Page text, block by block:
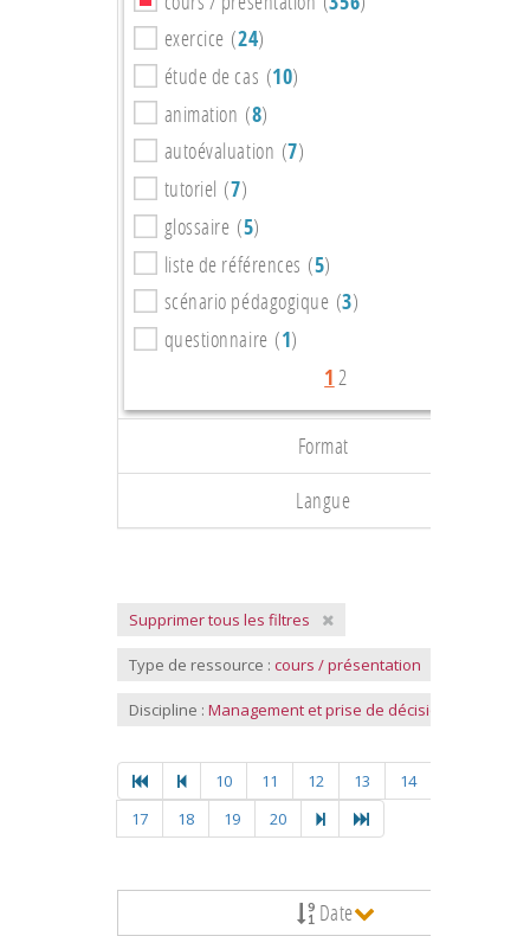
exercice (24)
étude de cas (10)
animation (8)
autoévaluation (7)
tutoriel (7)
glossaire (5)
liste de références (5)
scénario pédagogique (3)
questionnaire (1)
1 2
Format
Langue
Supprimer tous les filtres
Type de ressource : cours / présentation
Discipline : Management et prise de décision
10 11 12 13 14
17
18 19 20
Date